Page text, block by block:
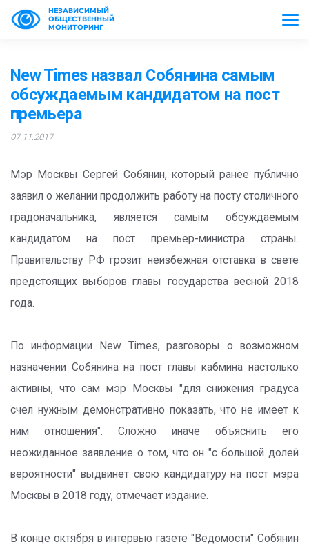
НЕЗАВИСИМЫЙ
ОБЩЕСТВЕННЫЙ
МОНИТОРИНГ
New Times назвал Собянина самым
обсуждаемым кандидатом на пост
премьера
07.11.2017
Мэр Москвы Сергей Собянин, который ранее публично
заявил о желании продолжить работу на посту столичного
градоначальника, является самым обсуждаемым
кандидатом на пост премьер-министра страны.
Правительству РФ грозит неизбежная отставка в свете
предстоящих выборов главы государства весной 2018
года.
По информации New Times, разговоры о возможном
назначении Собянина на пост главы кабмина настолько
активны, что сам мэр Москвы "для снижения градуса
счел нужным демонстративно показать, что не имеет к
ним отношения". Сложно иначе объяснить его
неожиданное заявление о том, что он "с большой долей
вероятности" выдвинет свою кандидатуру на пост мэра
Москвы в 2018 году, отмечает издание.
В конце октября в интервью газете "Ведомости" Собянин